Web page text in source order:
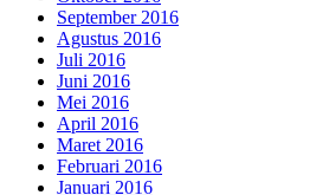
September 2016
Agustus 2016
Juli 2016
Juni 2016
Mei 2016
April 2016
Maret 2016
Februari 2016
Januari 2016